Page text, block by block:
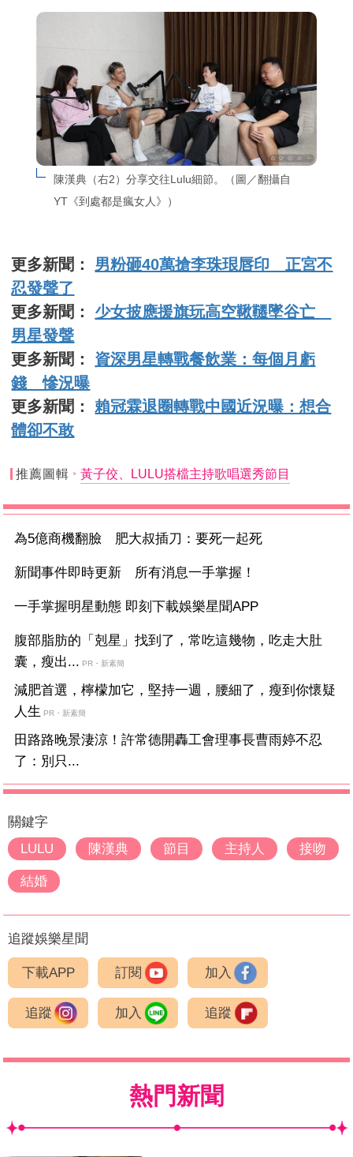
陳漢典（右2）分享交往Lulu細節。（圖／翻攝自
YT《到處都是瘋女人》）
更多新聞： 男粉砸40萬搶李珠珢唇印 正宮不
忍發聲了
更多新聞： 少女披應援旗玩高空鞦韆墜谷亡
男星發聲
更多新聞： 資深男星轉戰餐飲業：每個月虧
錢 慘況曝
更多新聞： 賴冠霖退圈轉戰中國近況曝：想合
體卻不敢
推薦圖輯 黃子佼、LULU搭檔主持歌唱選秀節目
為5億商機翻臉 肥大叔插刀：要死一起死
新聞事件即時更新 所有消息一手掌握！
一手掌握明星動態 即刻下載娛樂星聞APP
腹部脂肪的「剋星」找到了，常吃這幾物，吃走大肚
囊，瘦出... PR・新素簡
減肥首選，檸檬加它，堅持一週，腰細了，瘦到你懷疑
人生 PR・新素簡
田路路晚景淒涼！許常德開轟工會理事長曹雨婷不忍
了：別只...
關鍵字
LULU
陳漢典 節目 主持人 接吻
結婚
追蹤娛樂星聞
下載APP 訂閱 加入
追蹤 加入 追蹤
熱門新聞